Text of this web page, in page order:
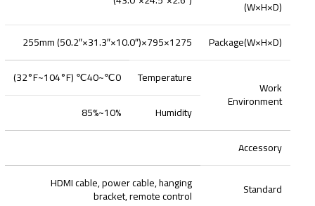
(W×H×D)
Package(W×H×D)
1275×795×255mm (50.2″×31.3″×10.0″)
Work
Environment
Temperature
0℃~40℃ (32°F~104°F)
Humidity
10%~85%
Accessory
Standard
HDMI cable, power cable, hanging
bracket,remote control